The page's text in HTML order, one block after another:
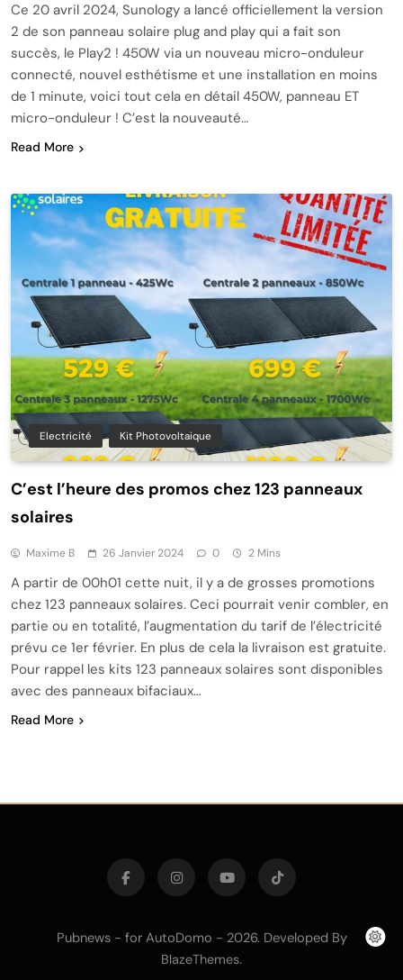
Ce 20 avril 2024, Sunology a lancé officiellement la version
2 de son panneau solaire plug and play qui a fait son
succès, le Play2 ! 450W via un nouveau micro-onduleur
connecté, nouvel esthétisme et une installation en moins
de 1 minute, voici tout cela en détail 450W, panneau ET
micro-onduleur ! C’est la nouveauté…
Read More
Electricité Kit Photovoltaique
C’est l’heure des promos chez 123 panneaux
solaires
Maxime B 26 Janvier 2024 0 2 Mins
A partir de 00h01 cette nuit, il y a de grosses promotions
chez 123 panneaux solaires. Ceci pourrait venir combler, en
partie ou en totalité, l’augmentation du tarif de l’électricité
prévu ce 1er février. En plus de cela la livraison est gratuite.
Pour rappel les kits 123 panneaux solaires sont disponibles
avec des panneaux bifaciaux…
Read More
Pubnews - for AutoDomo - 2026. Developed By
BlazeThemes.